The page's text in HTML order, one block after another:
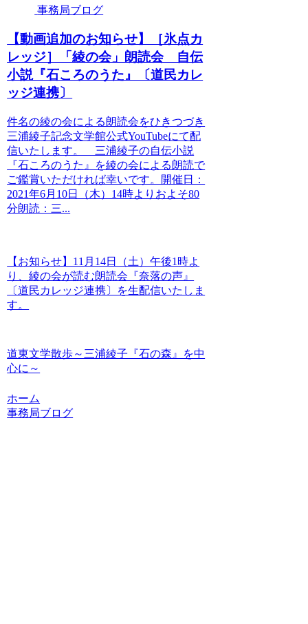
事務局ブログ
【動画追加のお知らせ】［氷点カ
レッジ］「綾の会」朗読会 自伝
小説『石ころのうた』〔道民カレ
ッジ連携〕
件名の綾の会による朗読会をひきつづき
三浦綾子記念文学館公式YouTubeにて配
信いたします。 三浦綾子の自伝小説
『石ころのうた』を綾の会による朗読で
ご鑑賞いただければ幸いです。開催日：
2021年6月10日（木）14時よりおよそ80
分朗読：三...
【お知らせ】11月14日（土）午後1時よ
り、綾の会が読む朗読会『奈落の声』
〔道民カレッジ連携〕を生配信いたしま
す。
道東文学散歩～三浦綾子『石の森』を中
心に～
ホーム
事務局ブログ